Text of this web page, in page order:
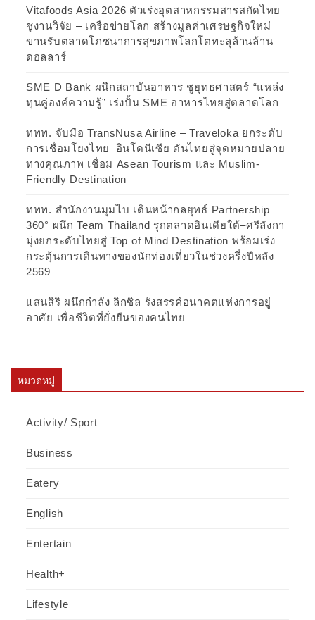
Vitafoods Asia 2026 ตัวเร่งอุตสาหกรรมสารสกัดไทย
ชูงานวิจัย – เครือข่ายโลก สร้างมูลค่าเศรษฐกิจใหม่
ขานรับตลาดโภชนาการสุขภาพโลกโตทะลุล้านล้าน
ดอลลาร์
SME D Bank ผนึกสถาบันอาหาร ชูยุทธศาสตร์ “แหล่ง
ทุนคู่องค์ความรู้” เร่งปั้น SME อาหารไทยสู่ตลาดโลก
ททท. จับมือ TransNusa Airline – Traveloka ยกระดับ
การเชื่อมโยงไทย–อินโดนีเซีย ดันไทยสู่จุดหมายปลาย
ทางคุณภาพ เชื่อม Asean Tourism และ Muslim-
Friendly Destination
ททท. สำนักงานมุมไบ เดินหน้ากลยุทธ์ Partnership
360° ผนึก Team Thailand รุกตลาดอินเดียใต้–ศรีลังกา
มุ่งยกระดับไทยสู่ Top of Mind Destination พร้อมเร่ง
กระตุ้นการเดินทางของนักท่องเที่ยวในช่วงครึ่งปีหลัง
2569
แสนสิริ ผนึกกำลัง ลิกซิล รังสรรค์อนาคตแห่งการอยู่
อาศัย เพื่อชีวิตที่ยั่งยืนของคนไทย
หมวดหมู่
Activity/ Sport
Business
Eatery
English
Entertain
Health+
Lifestyle